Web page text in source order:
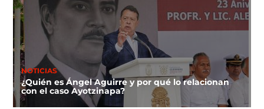
NOTICIAS
¿Quién es Ángel Aguirre y por qué lo relacionan
con el caso Ayotzinapa?